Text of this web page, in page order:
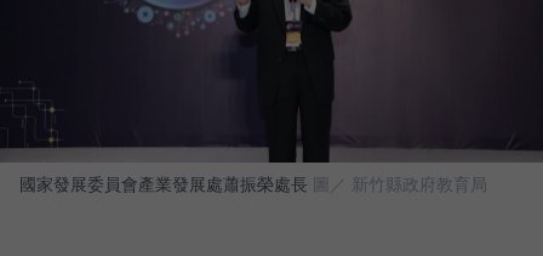
國家發展委員會產業發展處蕭振榮處長 圖／ 新竹縣政府教育局